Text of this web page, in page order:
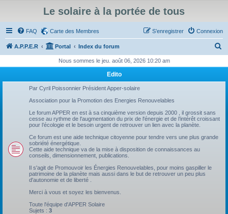
Le solaire à la portée de tous
FAQ Carte des Membres Connexion
S’enregistrer
A.P.P.E.R Portal Index du forum
h
Nous sommes le jeu. août 06, 2026 10:20 am
Edito
Par Cyril Poissonnier Président Apper-solaire
Association pour la Promotion des Energies Renouvelables
Le forum APPER en est à sa cinquième version depuis 2000 , il grossit sans
cesse au rythme de l'augmentation du prix de l'énergie et de l’intérêt croissant
pour l’écologie et le besoin urgent de retrouver un lien avec la planète.
Ce forum est une aide technique citoyenne pour tendre vers une plus grande
sobriété énergétique.
Cette aide technique va de la mise à disposition de connaissances au
conseils, dimensionnement, publications.
Il s'agit de Promouvoir les Énergies Renouvelables, pour moins gaspiller le
patrimoine de la planète mais aussi dans le but de retrouver un peu plus
d'autonomie et de liberté .
Merci à vous et soyez les bienvenus.
Toute l'équipe d'APPER Solaire
Sujets : 3